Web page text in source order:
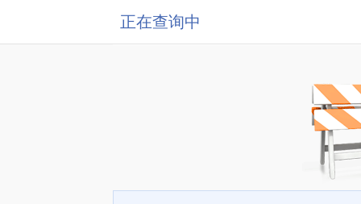
正在查询中